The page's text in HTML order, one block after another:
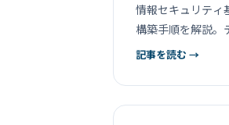
情報セキュリティ
構築手順を解説。
記事を読む →